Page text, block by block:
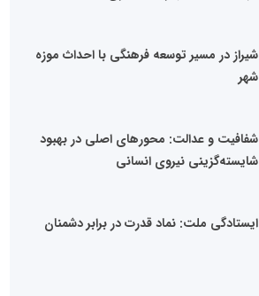
شیراز در مسیر توسعه فرهنگی با احداث موزه
شهر
شفافیت و عدالت: محورهای اصلی در بهبود
شایسته‌گزینی نیروی انسانی
ایستادگی ملت: نماد قدرت در برابر دشمنان